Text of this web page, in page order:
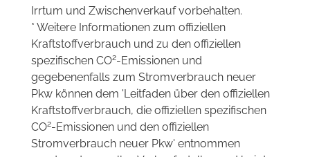
Irrtum und Zwischenverkauf vorbehalten.
* Weitere Informationen zum offiziellen
Kraftstoffverbrauch und zu den offiziellen
spezifischen CO2-Emissionen und
gegebenenfalls zum Stromverbrauch neuer
Pkw können dem 'Leitfaden über den offiziellen
Kraftstoffverbrauch, die offiziellen spezifischen
CO2-Emissionen und den offiziellen
Stromverbrauch neuer Pkw' entnommen